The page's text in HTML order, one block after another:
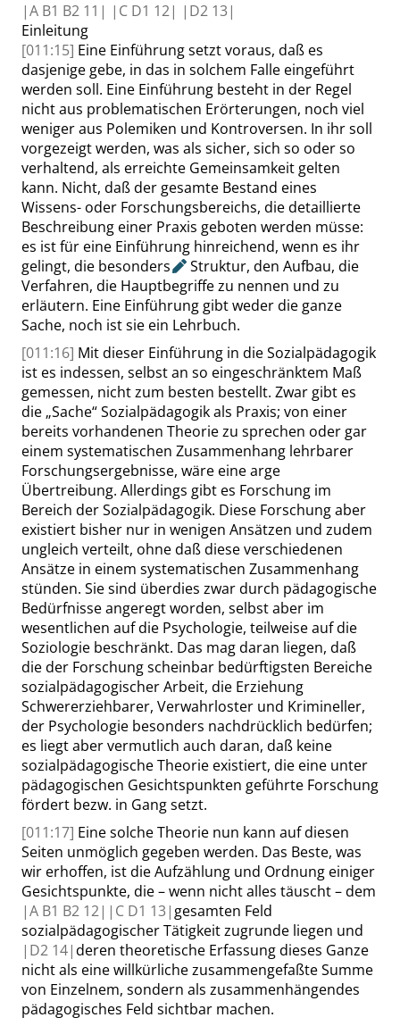
|A B1 B2 11| | C D1 12| | D2 13|
Einleitung
[011:15] Eine Einführung setzt voraus, daß es
dasjenige gebe, in das in solchem Falle eingeführt
werden soll. Eine Einführung besteht in der Regel
nicht aus problematischen Erörterungen, noch viel
weniger aus Polemiken und Kontroversen. In ihr soll
vorgezeigt werden, was als sicher, sich so oder so
verhaltend, als erreichte Gemeinsamkeit gelten
kann. Nicht, daß der gesamte Bestand eines
Wissens- oder Forschungsbereichs, die detaillierte
Beschreibung einer Praxis geboten werden müsse:
es ist für eine Einführung hinreichend, wenn es ihr
gelingt, die besonders
Struktur, den Aufbau, die
Verfahren, die Hauptbegriffe zu nennen und zu
erläutern. Eine Einführung gibt weder die ganze
Sache, noch ist sie ein Lehrbuch.
[011:16] Mit dieser Einführung in die Sozialpädagogik
ist es indessen, selbst an so eingeschränktem Maß
gemessen, nicht zum besten bestellt. Zwar gibt es
die „Sache“Sozialpädagogik als Praxis; von einer
bereits vorhandenen Theorie zu sprechen oder gar
einem systematischen Zusammenhang lehrbarer
Forschungsergebnisse, wäre eine arge
Übertreibung. Allerdings gibt es Forschung im
Bereich der Sozialpädagogik. Diese Forschung aber
existiert bisher nur in wenigen Ansätzen und zudem
ungleich verteilt, ohne daß diese verschiedenen
Ansätze in einem systematischen Zusammenhang
stünden. Sie sind überdies zwar durch pädagogische
Bedürfnisse angeregt worden, selbst aber im
wesentlichen auf die Psychologie, teilweise auf die
Soziologie beschränkt. Das mag daran liegen, daß
die der Forschung scheinbar bedürftigsten Bereiche
sozialpädagogischer Arbeit, die Erziehung
Schwererziehbarer, Verwahrloster und Krimineller,
der Psychologie besonders nachdrücklich bedürfen;
es liegt aber vermutlich auch daran, daß keine
sozialpädagogische Theorie existiert, die eine unter
pädagogischen Gesichtspunkten geführte Forschung
fördert bezw. in Gang setzt.
[011:17] Eine solche Theorie nun kann auf diesen
Seiten unmöglich gegeben werden. Das Beste, was
wir erhoffen, ist die Aufzählung und Ordnung einiger
Gesichtspunkte, die – wenn nicht alles täuscht – dem
|A B1 B2 12| | C D1 13| gesamten Feld
sozialpädagogischer Tätigkeit zugrunde liegen und
| D2 14|deren theoretische Erfassung dieses Ganze
nicht als einewillkürlichezusammengefaßte Summe
von Einzelnem, sondern als zusammenhängendes
pädagogisches Feld sichtbar machen.